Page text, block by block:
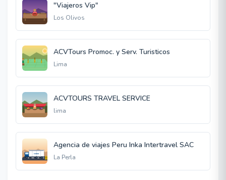
"Viajeros Vip"
Los Olivos
ACVTours Promoc. y Serv. Turisticos
Lima
ACVTOURS TRAVEL SERVICE
lima
Agencia de viajes Peru Inka Intertravel SAC
La Perla